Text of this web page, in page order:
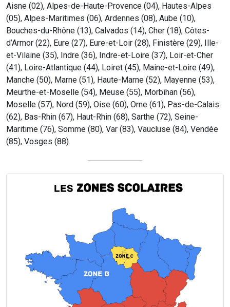
Aisne (02), Alpes-de-Haute-Provence (04), Hautes-Alpes
(05), Alpes-Maritimes (06), Ardennes (08), Aube (10),
Bouches-du-Rhône (13), Calvados (14), Cher (18), Côtes-
d’Armor (22), Eure (27), Eure-et-Loir (28), Finistère (29), Ille-
et-Vilaine (35), Indre (36), Indre-et-Loire (37), Loir-et-Cher
(41), Loire-Atlantique (44), Loiret (45), Maine-et-Loire (49),
Manche (50), Marne (51), Haute-Marne (52), Mayenne (53),
Meurthe-et-Moselle (54), Meuse (55), Morbihan (56),
Moselle (57), Nord (59), Oise (60), Orne (61), Pas-de-Calais
(62), Bas-Rhin (67), Haut-Rhin (68), Sarthe (72), Seine-
Maritime (76), Somme (80), Var (83), Vaucluse (84), Vendée
(85), Vosges (88).